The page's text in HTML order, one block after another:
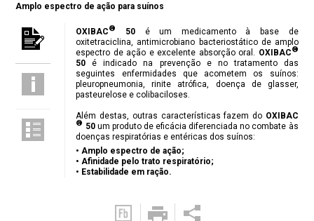
Amplo espectro de ação para suínos
OXIBAC® 50 é um medicamento à base de
oxitetraciclina, antimicrobiano bacteriostático de amplo
espectro de ação e excelente absorção oral.
OXIBAC®
50 é indicado na prevenção e no tratamento das
seguintes enfermidades que acometem os suínos:
pleuropneumonia, rinite atrófica, doença de glasser,
pasteurelose e colibaciloses.
Além destas, outras características fazem do OXIBAC
® 50um produto de eficácia diferenciada no combate às
doenças respiratórias e entéricas dos suínos:
• Amplo espectro de ação;
• Afinidade pelo trato respiratório;
• Estabilidade em ração.